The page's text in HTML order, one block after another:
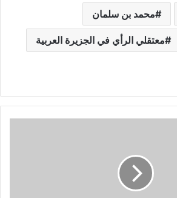
محمد بن سلمان
معتقلي الرأي في الجزيرة العربية